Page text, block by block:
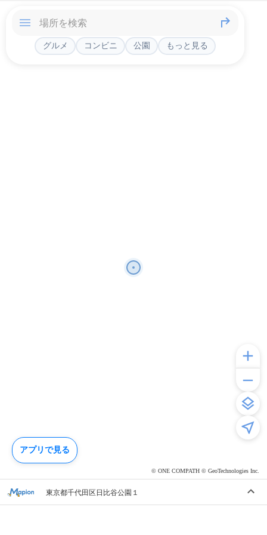
© ONE COMPATH © GeoTechnologies Inc.
グルメ コンビニ 公園 もっと見る
東京都千代田区日比谷公園１
アプリで見る